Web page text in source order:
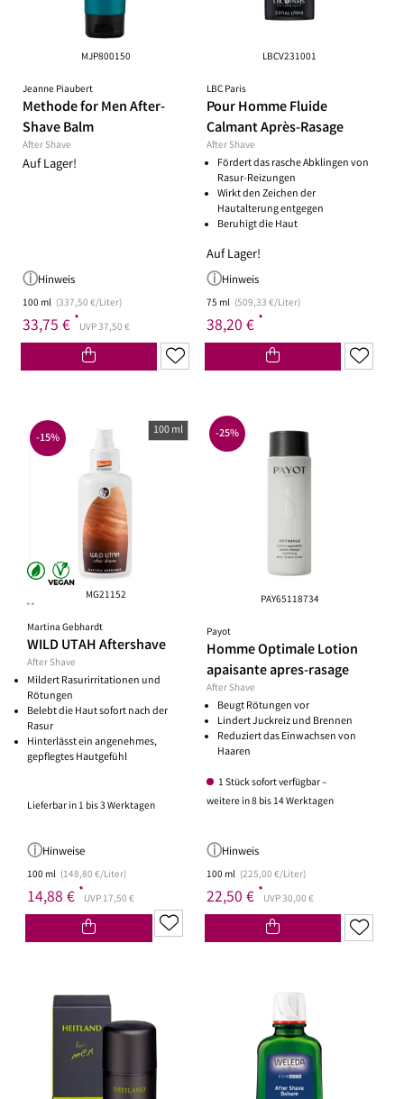
MJP800150
Jeanne Piaubert
Methode for Men After-
Shave Balm
After Shave
Auf Lager!
Hinweis
100 ml (337,50 €/Liter)
33,75 € *UVP 37,50 €
LBCV231001
LBC Paris
Pour Homme Fluide
Calmant Après-Rasage
After Shave
Fördert das rasche Abklingen von
Rasur-Reizungen
Wirkt den Zeichen der
Hautalterung entgegen
Beruhigt die Haut
Auf Lager!
Hinweis
75 ml (509,33 €/Liter)
38,20 € *
100 ml
MG21152
**
Martina Gebhardt
WILD UTAH Aftershave
After Shave
Mildert Rasurirritationen und
Rötungen
Belebt die Haut sofort nach der
Rasur
Hinterlässt ein angenehmes,
gepflegtes Hautgefühl
Lieferbar in 1 bis 3 Werktagen
Hinweise
100 ml (148,80 €/Liter)
14,88 € *UVP 17,50 €
-15%
PAY65118734
Payot
Homme Optimale Lotion
apaisante apres-rasage
After Shave
Beugt Rötungen vor
Lindert Juckreiz und Brennen
Reduziert das Einwachsen von
Haaren
1 Stück sofort verfügbar –
weitere in 8 bis 14 Werktagen
Hinweis
100 ml (225,00 €/Liter)
22,50 € *UVP 30,00 €
-25%